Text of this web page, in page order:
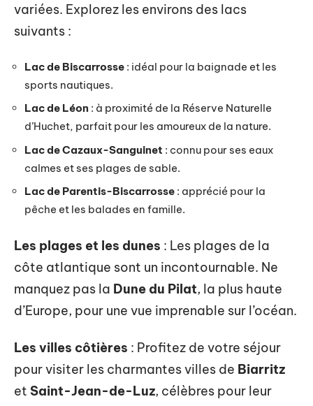
variées. Explorez les environs des lacs
suivants :
Lac de Biscarrosse : idéal pour la baignade et les
sports nautiques.
Lac de Léon : à proximité de la Réserve Naturelle
d’Huchet, parfait pour les amoureux de la nature.
Lac de Cazaux-Sanguinet : connu pour ses eaux
calmes et ses plages de sable.
Lac de Parentis-Biscarrosse : apprécié pour la
pêche et les balades en famille.
Les plages et les dunes : Les plages de la
côte atlantique sont un incontournable. Ne
manquez pas la Dune du Pilat, la plus haute
d’Europe, pour une vue imprenable sur l’océan.
Les villes côtières : Profitez de votre séjour
pour visiter les charmantes villes de Biarritz
et Saint-Jean-de-Luz, célèbres pour leur